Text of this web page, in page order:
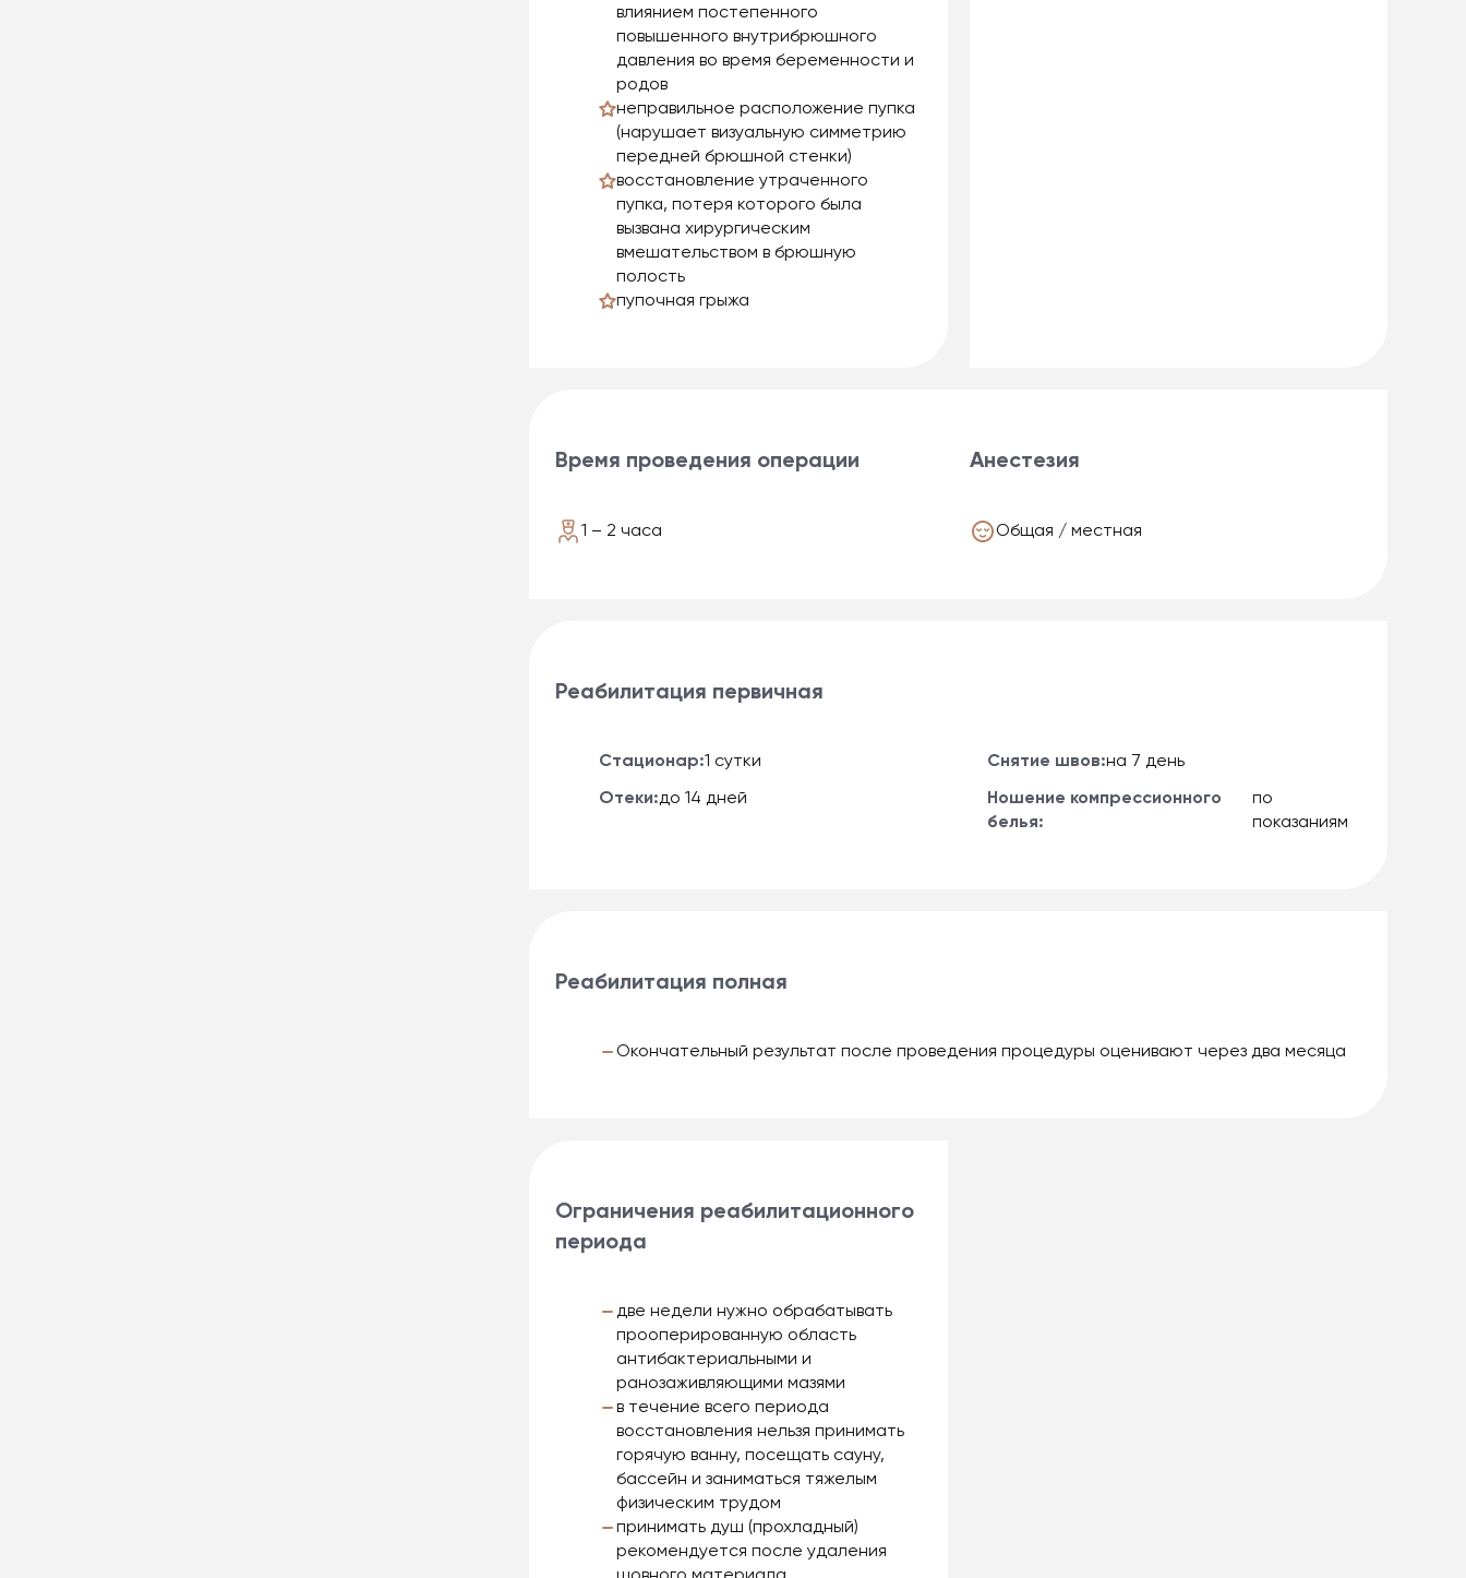
влиянием постепенного
повышенного внутрибрюшного
давления во время беременности и
родов
неправильное расположение пупка
(нарушает визуальную симметрию
передней брюшной стенки)
восстановление утраченного
пупка, потеря которого была
вызвана хирургическим
вмешательством в брюшную
полость
пупочная грыжа
Время проведения операции
1 – 2 часа
Анестезия
Общая / местная
Реабилитация первичная
Стационар:1 сутки Снятие швов:на 7 день
Отеки:до 14 дней
Ношение компрессионного
белья:
по
показаниям
Реабилитация полная
Окончательный результат после проведения процедуры оценивают через два месяца
Ограничения реабилитационного
периода
две недели нужно обрабатывать
прооперированную область
антибактериальными и
ранозаживляющими мазями
в течение всего периода
восстановления нельзя принимать
горячую ванну, посещать сауну,
бассейн и заниматься тяжелым
физическим трудом
принимать душ (прохладный)
рекомендуется после удаления